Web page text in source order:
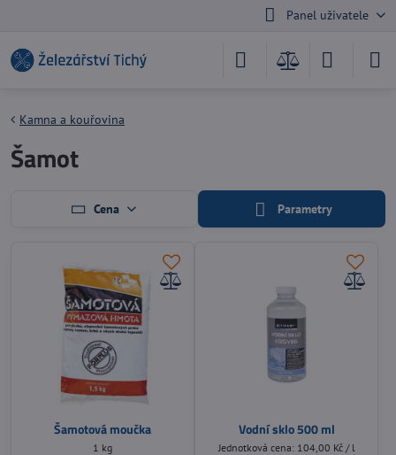
Panel uživatele
Kamna a kouřovina
Šamot
Cena Parametry
Šamotová moučka
1 kg
Vodní sklo 500 ml
Jednotková cena: 104,00 Kč / l